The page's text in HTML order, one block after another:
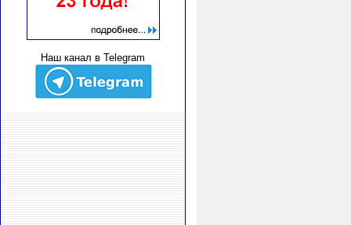
Наш канал в Telegram